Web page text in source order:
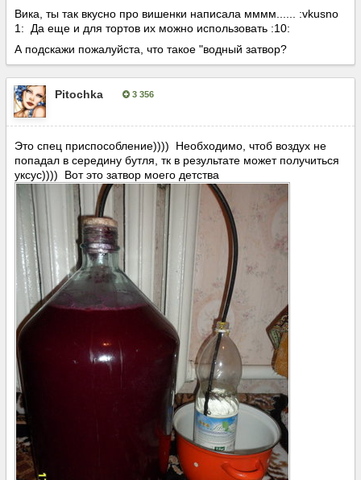
Вика, ты так вкусно про вишенки написала мммм...... :vkusno
1: Да еще и для тортов их можно использовать :10:
А подскажи пожалуйста, что такое "водный затвор?
Pitochka 3 356
Это спец приспособление)))) Необходимо, чтоб воздух не
попадал в середину бутля, тк в результате может получиться
уксус)))) Вот это затвор моего детства